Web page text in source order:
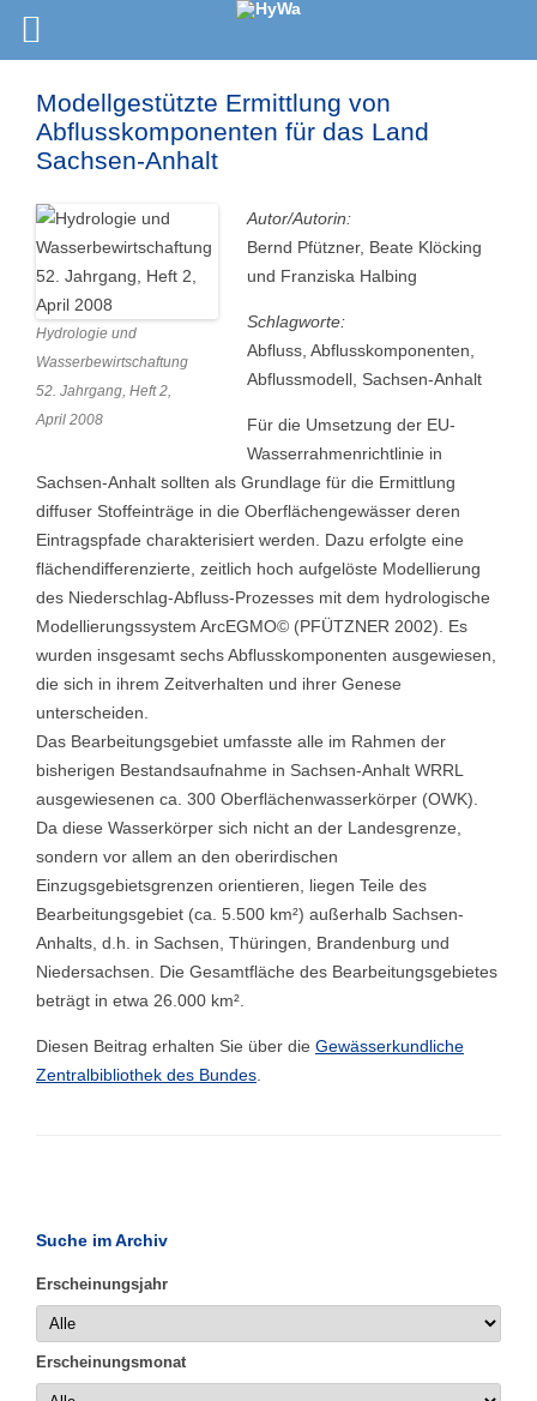
Modellgestützte Ermittlung von
Abflusskomponenten für das Land
Sachsen-Anhalt
Hydrologie und
Wasserbewirtschaftung
52. Jahrgang, Heft 2,
April 2008
Autor/Autorin:
Bernd Pfützner, Beate Klöcking
und Franziska Halbing
Schlagworte:
Abfluss, Abflusskomponenten,
Abflussmodell, Sachsen-Anhalt
Für die Umsetzung der EU-
Wasserrahmenrichtlinie in
Sachsen-Anhalt sollten als Grundlage für die Ermittlung
diffuser Stoffeinträge in die Oberflächengewässer deren
Eintragspfade charakterisiert werden. Dazu erfolgte eine
flächendifferenzierte, zeitlich hoch aufgelöste Modellierung
des Niederschlag-Abfluss-Prozesses mit dem hydrologische
Modellierungssystem ArcEGMO© (PFÜTZNER 2002). Es
wurden insgesamt sechs Abflusskomponenten ausgewiesen,
die sich in ihrem Zeitverhalten und ihrer Genese
unterscheiden.
Das Bearbeitungsgebiet umfasste alle im Rahmen der
bisherigen Bestandsaufnahme in Sachsen-Anhalt WRRL
ausgewiesenen ca. 300 Oberflächenwasserkörper (OWK).
Da diese Wasserkörper sich nicht an der Landesgrenze,
sondern vor allem an den oberirdischen
Einzugsgebietsgrenzen orientieren, liegen Teile des
Bearbeitungsgebiet (ca. 5.500 km²) außerhalb Sachsen-
Anhalts, d.h. in Sachsen, Thüringen, Brandenburg und
Niedersachsen. Die Gesamtfläche des Bearbeitungsgebietes
beträgt in etwa 26.000 km².
Diesen Beitrag erhalten Sie über die Gewässerkundliche
Zentralbibliothek des Bundes
Suche im Archiv
Erscheinungsjahr
Erscheinungsmonat